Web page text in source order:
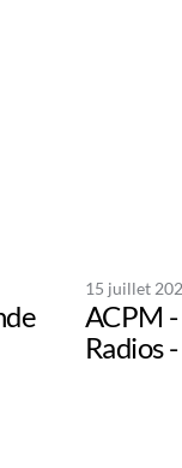
15 juillet
ACPM
Radios